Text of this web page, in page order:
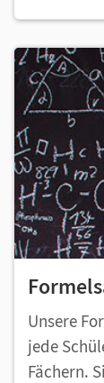
Unsere
jede
Fächern.